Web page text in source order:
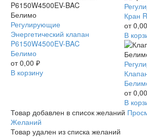
Энергетический
клапан
P6150W4500EV-
BAC
Белимо
Регулирующие
Энергетический клапан
P6150W4500EV-BAC
Белимо
от0,00 ₽
В корзину
Кран
070
Кран
от0,00
В
от0,00
В
Товар добавлен в список желаний
Желаний
Товар удален из списка желаний